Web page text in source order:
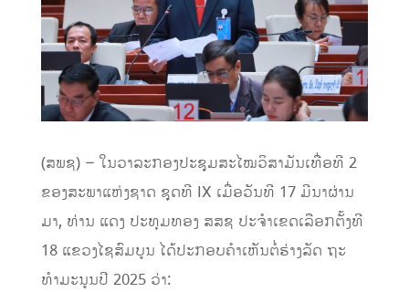
(ສພຊ) – ໃນວາລະກອງປະຊຸມສະໄໝວິສາມັນເທື່ອທີ 2
ຂອງສະພາແຫ່ງຊາດ ຊຸດທີ IX ເມື່ອວັນທີ 17 ມີນາຜ່ານ
ມາ, ທ່ານ ແດງ ປະທຸມທອງ ສສຊ ປະຈຳເຂດເລືອກຕັ້ງທີ
18 ແຂວງໄຊສົມບູນ ໄດ້ປະກອບຄຳເຫັນຕໍ່ຮ່າງລັດ ຖະ
ທຳມະນູນປີ 2025 ວ່າ: